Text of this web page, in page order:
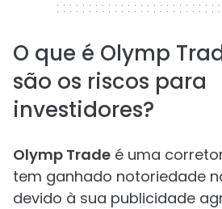
O que é Olymp
são os riscos para
investidores?
Olymp Trade é uma
tem ganhado notoriedade
devido à sua publicidade